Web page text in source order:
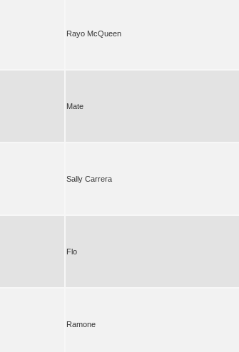
Rayo McQueen
Mate
Sally Carrera
Flo
Ramone